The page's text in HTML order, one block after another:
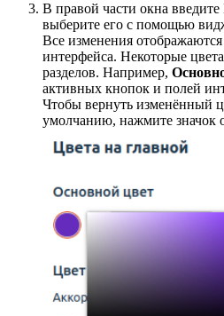
В правой части окна
выберите его с помощью
Все изменения
интерфейса. Некоторые
разделов. Например,
активных кнопок и полей
Чтобы вернуть изменённый
умолчанию, нажмите значок